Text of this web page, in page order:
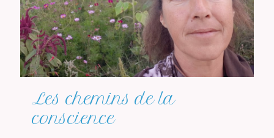
Les chemins de la
conscience